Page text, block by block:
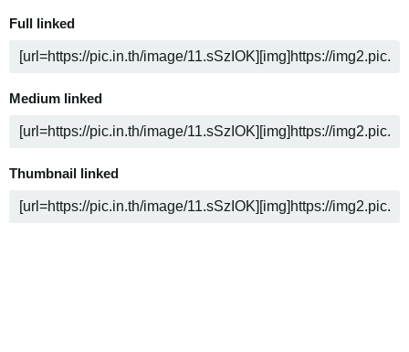
Full linked
Medium linked
Thumbnail linked